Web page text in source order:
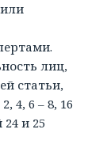
лиц,
статьи,
4, 6 – 8, 16
24 и 25